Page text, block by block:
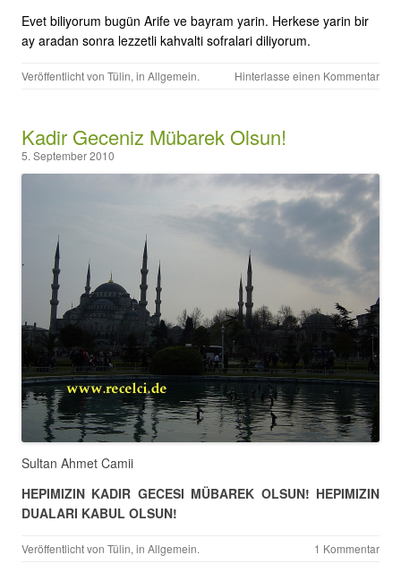
Evet biliyorum bugün Arife ve bayram yarin. Herkese yarin bir
ay aradan sonra lezzetli kahvalti sofralari diliyorum.
Veröffentlicht von Tülin, in Allgemein. Hinterlasse einen Kommentar
Kadir Geceniz Mübarek Olsun!
5. September 2010
Sultan Ahmet Camii
HEPIMIZIN KADIR GECESI MÜBAREK OLSUN! HEPIMIZIN
DUALARI KABUL OLSUN!
Veröffentlicht von Tülin, in Allgemein. 1 Kommentar